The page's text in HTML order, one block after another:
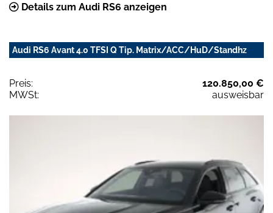
Details zum Audi RS6 anzeigen
Audi RS6 Avant 4.0 TFSI Q Tip. Matrix/ACC/HuD/Standhz
Preis:
120.850,00 €
MWSt:
ausweisbar